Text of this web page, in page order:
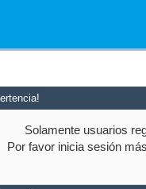
Solamente usuarios
Por favor inicia sesión